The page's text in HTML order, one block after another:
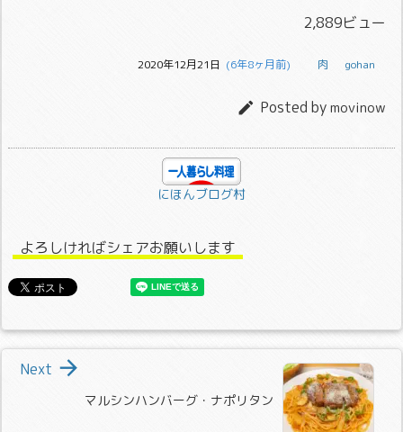
2,889ビュー
2020年12月21日
  (6年8ヶ月前)
肉 gohan
 Posted bymovinow
にほんブログ村
よろしければシェアお願いします
マルシンハンバーグ・ナポリタン

Next